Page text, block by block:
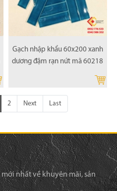
Gạch nhập khẩu 60x200 xanh
dương đậm rạn nứt mã 60218
2 Next Last
nhất về khuyên mãi, sản